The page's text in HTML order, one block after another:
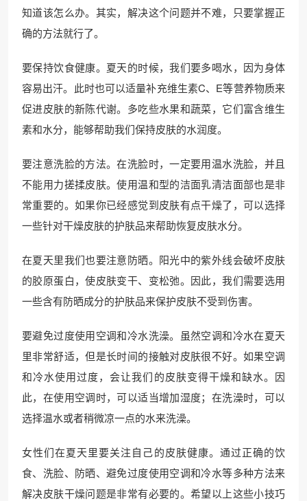
知道该怎么办。其实，解决这个问题并不难，只要掌握正
确的方法就行了。
要保持饮食健康。夏天的时候，我们要多喝水，因为身体
容易出汗。此时也可以适量补充维生素C、E等营养物质来
促进皮肤的新陈代谢。多吃些水果和蔬菜，它们富含维生
素和水分，能够帮助我们保持皮肤的水润度。
要注意洗脸的方法。在洗脸时，一定要用温水洗脸，并且
不能用力搓揉皮肤。使用温和型的洁面乳清洁面部也是非
常重要的。如果你已经感觉到皮肤有点干燥了，可以选择
一些针对干燥皮肤的护肤品来帮助恢复皮肤水分。
在夏天里我们也要注意防晒。阳光中的紫外线会破坏皮肤
的胶原蛋白，使皮肤变干、变松弛。因此，我们需要选用
一些含有防晒成分的护肤品来保护皮肤不受到伤害。
要避免过度使用空调和冷水洗澡。虽然空调和冷水在夏天
里非常舒适，但是长时间的接触对皮肤很不好。如果空调
和冷水使用过度，会让我们的皮肤变得干燥和缺水。因
此，在使用空调时，可以适当增加湿度；在洗澡时，可以
选择温水或者稍微凉一点的水来洗澡。
女性们在夏天里要关注自己的皮肤健康。通过正确的饮
食、洗脸、防晒、避免过度使用空调和冷水等多种方法来
解决皮肤干燥问题是非常有必要的。希望以上这些小技巧